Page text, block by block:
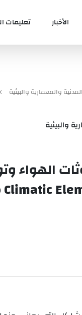
الأخبار تعليمات
والمعمارية والبيئية
والبيئية
الهواء